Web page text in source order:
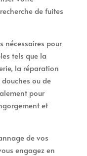
de fuites
nécessaires pour
tels que la
la réparation
douches ou de
pour
et
de vos
engagez en